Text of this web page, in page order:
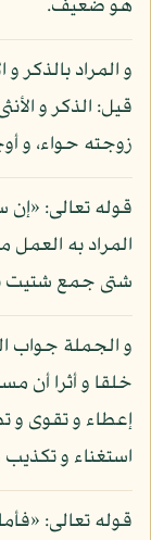
هو ضعيف.
و المراد بالذكر و
قيل: الذكر و
زوجته حواء، و
قوله تعالى:
المراد به
شتى جمع شتيت
و الجملة جواب
خلقا و أثرا أن
إعطاء و تقوى و
استغناء و
قوله تعالى: